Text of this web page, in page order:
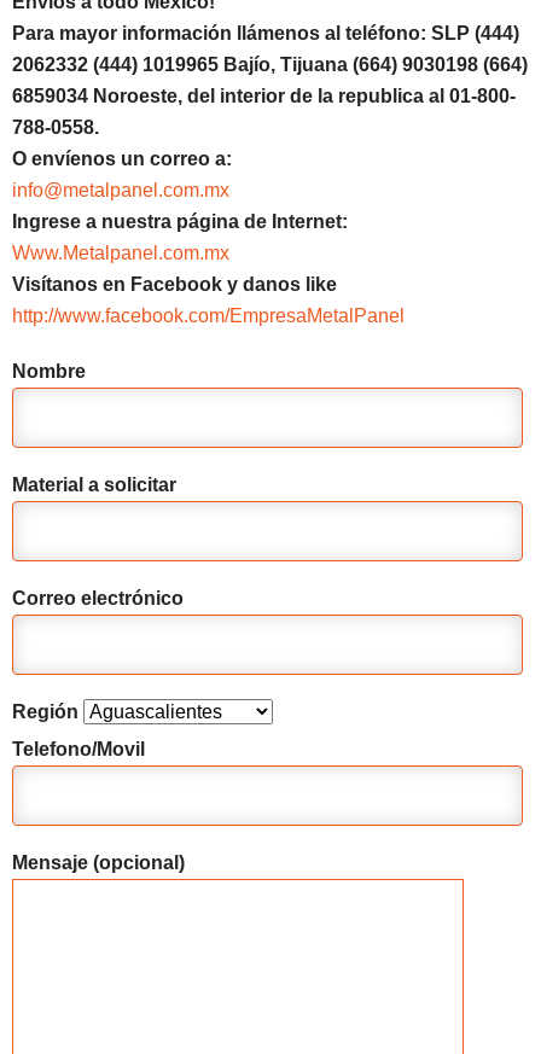
Para mayor información llámenos al teléfono: SLP (444)
2062332 (444) 1019965 Bajío, Tijuana (664) 9030198 (664)
6859034 Noroeste, del interior de la republica al 01-800-
788-0558.
O envíenos un correo a:
info@metalpanel.com.mx
Ingrese a nuestra página de Internet:
Www.Metalpanel.com.mx
Visítanos en Facebook y danos like
http://www.facebook.com/EmpresaMetalPanel
Nombre
Material a solicitar
Correo electrónico
Región
Telefono/Movil
Mensaje (opcional)